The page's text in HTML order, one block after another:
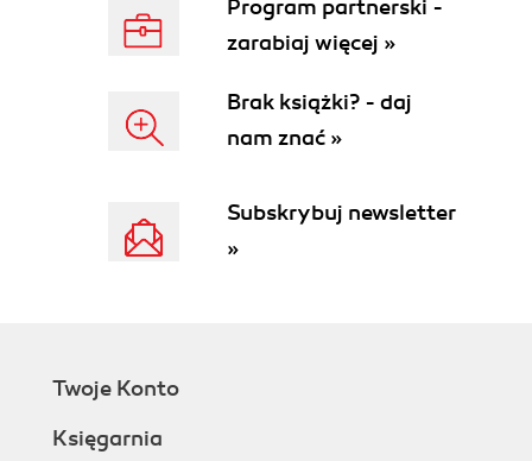
Kolorystyka (121)
Czcionki (121)
Zdjęcia a problemy z płynnym odtwarzaniem
prezentacji (123)
Przykłady (125)
Dodawanie notatek (131)
Zapisywanie prezentacji (135)
Program partnerski -
zarabiaj więcej »
Brak książki? - daj
nam znać »
Subskrybuj newsletter
»
Twoje Konto
Księgarnia